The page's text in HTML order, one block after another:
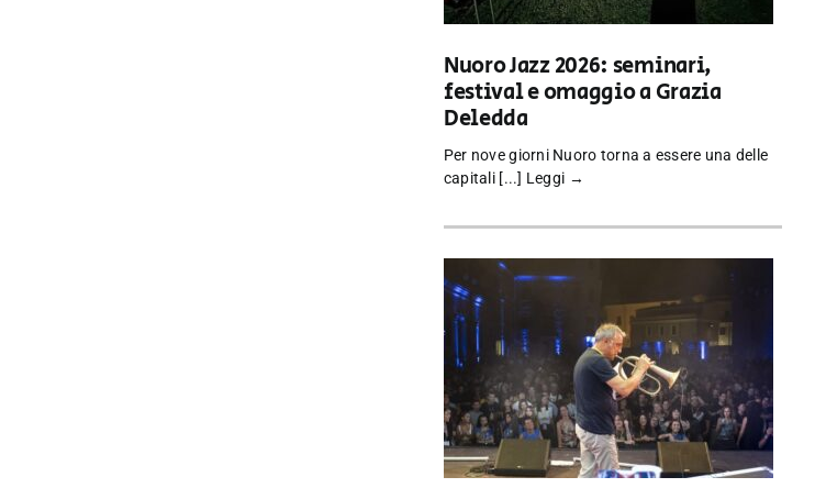
Nuoro Jazz 2026: seminari,
festival e omaggio a Grazia
Deledda
Per nove giorni Nuoro torna a essere una delle
capitali [...] Leggi →